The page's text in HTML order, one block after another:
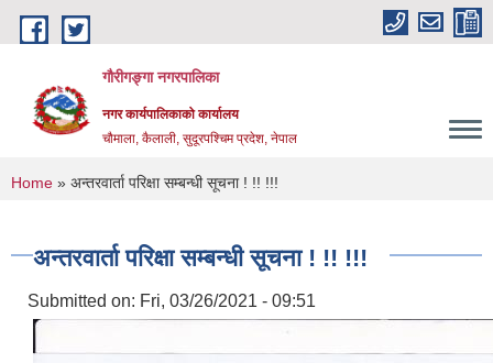
Skip to main content
गौरीगङ्गा नगरपालिका
नगर कार्यपालिकाको कार्यालय
चौमाला, कैलाली, सुदूरपश्चिम प्रदेश, नेपाल
You are here
Home » अन्तरवार्ता परिक्षा सम्बन्धी सूचना ! !! !!!
अन्तरवार्ता परिक्षा सम्बन्धी सूचना ! !! !!!
Submitted on: Fri, 03/26/2021 - 09:51